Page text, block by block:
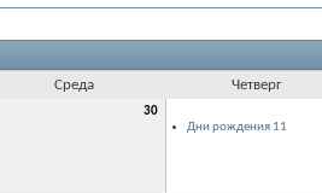
Среда Четверг
30
Дни рождения 11